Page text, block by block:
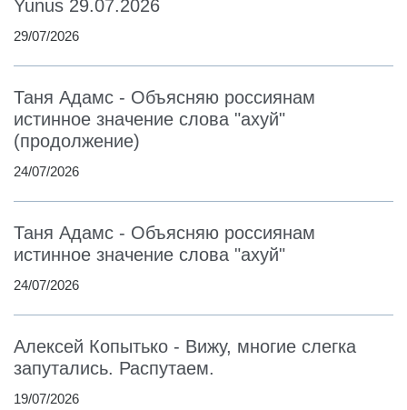
Yunus 29.07.2026
29/07/2026
Таня Адамс - Объясняю россиянам
истинное значение слова "ахуй"
(продолжение)
24/07/2026
Таня Адамс - Объясняю россиянам
истинное значение слова "ахуй"
24/07/2026
Алексей Копытько - Вижу, многие слегка
запутались. Распутаем.
19/07/2026